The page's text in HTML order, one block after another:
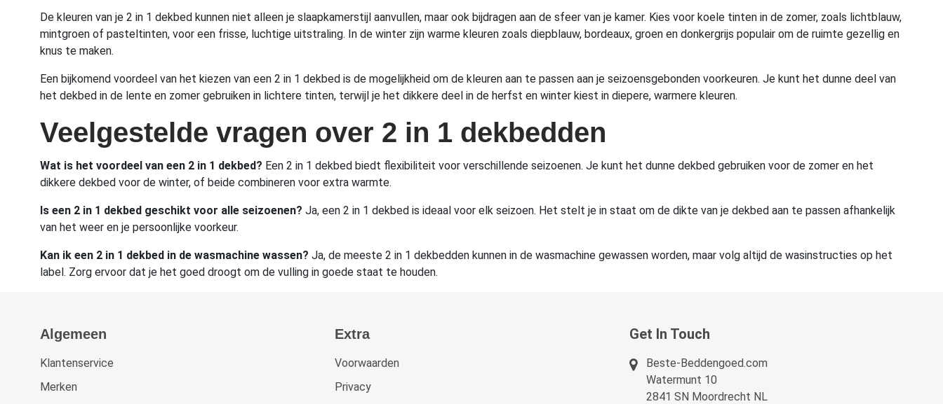
De kleuren van je 2 in 1 dekbed kunnen niet alleen je slaapkamerstijl aanvullen, maar ook bijdragen aan de sfeer van je kamer. Kies voor koele tinten in de zomer, zoals lichtblauw,
mintgroen of pasteltinten, voor een frisse, luchtige uitstraling. In de winter zijn warme kleuren zoals diepblauw, bordeaux, groen en donkergrijs populair om de ruimte gezellig en
knus te maken.
Een bijkomend voordeel van het kiezen van een 2 in 1 dekbed is de mogelijkheid om de kleuren aan te passen aan je seizoensgebonden voorkeuren. Je kunt het dunne deel van
het dekbed in de lente en zomer gebruiken in lichtere tinten, terwijl je het dikkere deel in de herfst en winter kiest in diepere, warmere kleuren.
Veelgestelde vragen over 2 in 1 dekbedden
Wat is het voordeel van een 2 in 1 dekbed? Een 2 in 1 dekbed biedt flexibiliteit voor verschillende seizoenen. Je kunt het dunne dekbed gebruiken voor de zomer en het
dikkere dekbed voor de winter, of beide combineren voor extra warmte.
Is een 2 in 1 dekbed geschikt voor alle seizoenen? Ja, een 2 in 1 dekbed is ideaal voor elk seizoen. Het stelt je in staat om de dikte van je dekbed aan te passen afhankelijk
van het weer en je persoonlijke voorkeur.
Kan ik een 2 in 1 dekbed in de wasmachine wassen? Ja, de meeste 2 in 1 dekbedden kunnen in de wasmachine gewassen worden, maar volg altijd de wasinstructies op het
label. Zorg ervoor dat je het goed droogt om de vulling in goede staat te houden.
Algemeen
Klantenservice
Merken
Extra
Voorwaarden
Privacy
Get In Touch
Beste-Beddengoed.com
Watermunt 10
2841 SN Moordrecht NL